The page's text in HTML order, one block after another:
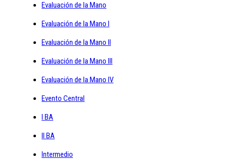
Evaluación de la Mano
Evaluación de la Mano I
Evaluación de la Mano II
Evaluación de la Mano III
Evaluación de la Mano IV
Evento Central
I BA
II BA
Intermedio